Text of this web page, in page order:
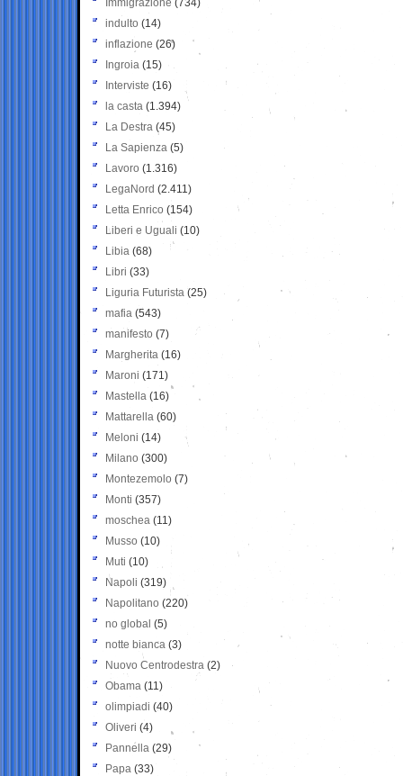
Immigrazione (734)
indulto (14)
inflazione (26)
Ingroia (15)
Interviste (16)
la casta (1.394)
La Destra (45)
La Sapienza (5)
Lavoro (1.316)
LegaNord (2.411)
Letta Enrico (154)
Liberi e Uguali (10)
Libia (68)
Libri (33)
Liguria Futurista (25)
mafia (543)
manifesto (7)
Margherita (16)
Maroni (171)
Mastella (16)
Mattarella (60)
Meloni (14)
Milano (300)
Montezemolo (7)
Monti (357)
moschea (11)
Musso (10)
Muti (10)
Napoli (319)
Napolitano (220)
no global (5)
notte bianca (3)
Nuovo Centrodestra (2)
Obama (11)
olimpiadi (40)
Oliveri (4)
Pannella (29)
Papa (33)